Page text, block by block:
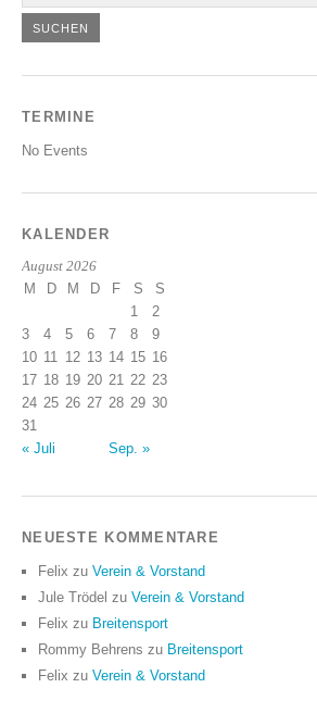
TERMINE
No Events
KALENDER
August 2026
M D M D F S
S
1
2
3
4 5 6 7 8
9
10 11 12 13 14 15 16
17 18 19 20 21 22 23
24 25 26 27 28 29 30
31
« Juli
Sep. »
NEUESTE KOMMENTARE
Felix zu Verein & Vorstand
Jule Trödel zu Verein & Vorstand
Felix zu Breitensport
Rommy Behrens zu Breitensport
Felix zu Verein & Vorstand